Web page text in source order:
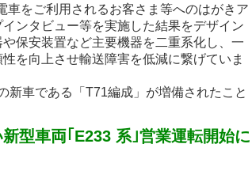
車をご利用されるお客さま等へのはがきア
ンタビュー等を実施した結果をデザイン
保安装置など主要機器を二重系化し、一
を向上させ輸送障害を低減に繋げていま
新車である「T71編成」が増備されたこと
型車両｢E233 系｣営業運転開始に